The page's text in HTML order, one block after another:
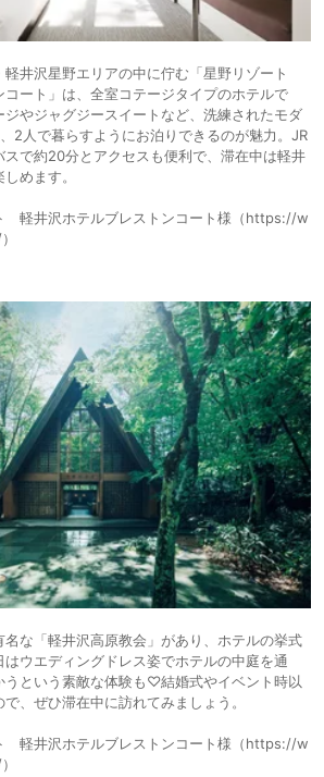
軽井沢星野エリアの中に佇む「星野リゾート
ート」は、全室コテージタイプのホテルで
やジャグジースイートなど、洗練されたモダ
2人で暮らすようにお泊りできるのが魅力。JR
で約20分とアクセスも便利で、滞在中は軽井
めます。
軽井沢ホテルブレストンコート様（https://w
な「軽井沢高原教会」があり、ホテルの挙式
ウエディングドレス姿でホテルの中庭を通
うという素敵な体験も♡結婚式やイベント時以
、ぜひ滞在中に訪れてみましょう。
軽井沢ホテルブレストンコート様（https://w